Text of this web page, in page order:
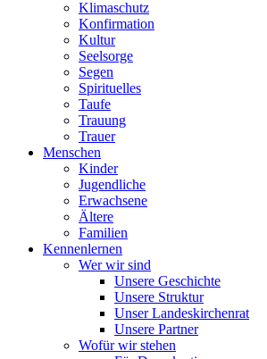
Klimaschutz
Konfirmation
Kultur
Seelsorge
Segen
Spirituelles
Taufe
Trauung
Trauer
Menschen
Kinder
Jugendliche
Erwachsene
Ältere
Familien
Kennenlernen
Wer wir sind
Unsere Geschichte
Unsere Struktur
Unser Landeskirchenrat
Unsere Partner
Wofür wir stehen